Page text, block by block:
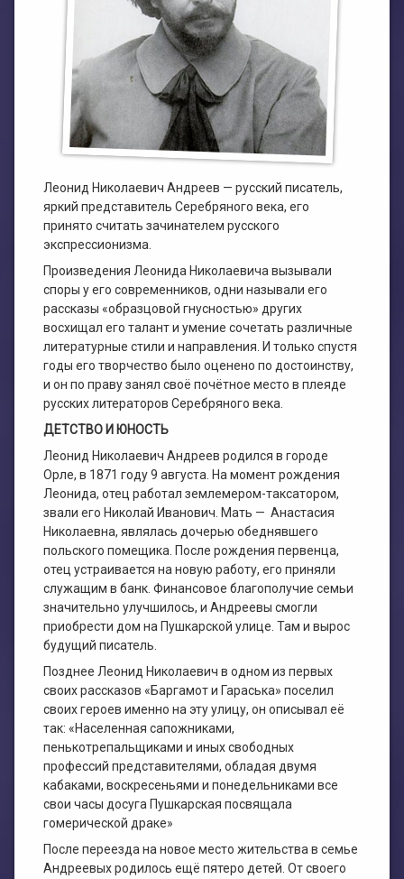
План работы филиала №1
План работы филиала №2
ЭЛЕКТРОННЫЙ КАТАЛОГ
Леонид Николаевич Андреев — русский писатель,
яркий представитель Серебряного века, его
принято считать зачинателем русского
экспрессионизма.
Произведения Леонида Николаевича вызывали
споры у его современников, одни называли его
рассказы «образцовой гнусностью» других
восхищал его талант и умение сочетать различные
литературные стили и направления. И только спустя
годы его творчество было оценено по достоинству,
и он по праву занял своё почётное место в плеяде
русских литераторов Серебряного века.
ДЕТСТВО И ЮНОСТЬ
Леонид Николаевич Андреев родился в городе
Орле, в 1871 году 9 августа. На момент рождения
Леонида, отец работал землемером-таксатором,
звали его Николай Иванович. Мать — Анастасия
Николаевна, являлась дочерью обеднявшего
польского помещика. После рождения первенца,
отец устраивается на новую работу, его приняли
служащим в банк. Финансовое благополучие семьи
значительно улучшилось, и Андреевы смогли
приобрести дом на Пушкарской улице. Там и вырос
будущий писатель.
Позднее Леонид Николаевич в одном из первых
своих рассказов «Баргамот и Гараська» поселил
своих героев именно на эту улицу, он описывал её
так: «Населенная сапожниками,
пенькотрепальщиками и иных свободных
профессий представителями, обладая двумя
кабаками, воскресеньями и понедельниками все
свои часы досуга Пушкарская посвящала
гомерической драке»
После переезда на новое место жительства в семье
Андреевых родилось ещё пятеро детей. От своего